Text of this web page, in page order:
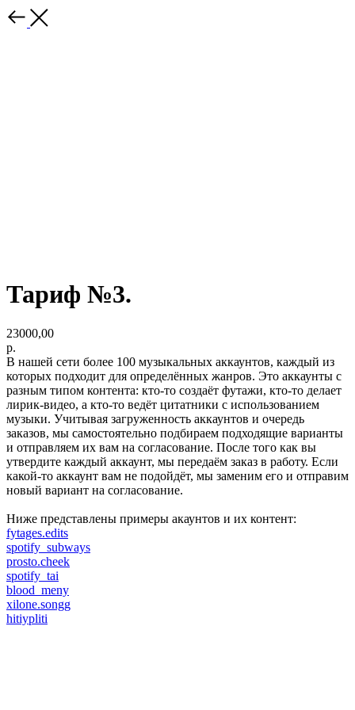
Тариф №3.
23000,00
р.
В нашей сети более 100 музыкальных аккаунтов, каждый из
которых подходит для определённых жанров. Это аккаунты с
разным типом контента: кто-то создаёт футажи, кто-то делает
лирик-видео, а кто-то ведёт цитатники с использованием
музыки. Учитывая загруженность аккаунтов и очередь
заказов, мы самостоятельно подбираем подходящие варианты
и отправляем их вам на согласование. После того как вы
утвердите каждый аккаунт, мы передаём заказ в работу. Если
какой-то аккаунт вам не подойдёт, мы заменим его и отправим
новый вариант на согласование.
Ниже представлены примеры акаунтов и их контент:
fytages.edits
spotify_subways
prosto.cheek
spotify_tai
blood_meny
xilone.songg
hitiypliti